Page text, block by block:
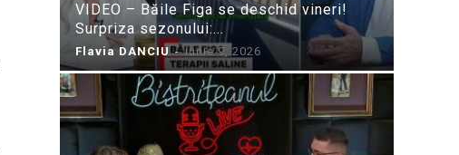
VIDEO – Băile Figa se deschid vineri!
Surpriza sezonului:...
Flavia DANCIU - iunie 9, 2026